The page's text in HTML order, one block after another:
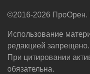
©2016-2026
Использование
редакцией запрещено.
При цитировании
обязательна.